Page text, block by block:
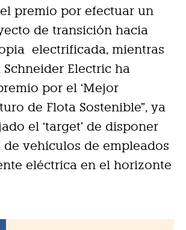
premio por efectuar un
de transición hacia
electrificada, mientras
Electric ha
por el ‘Mejor
de Flota Sostenible”, ya
el ‘target’ de disponer
vehículos de empleados
eléctrica en el horizonte